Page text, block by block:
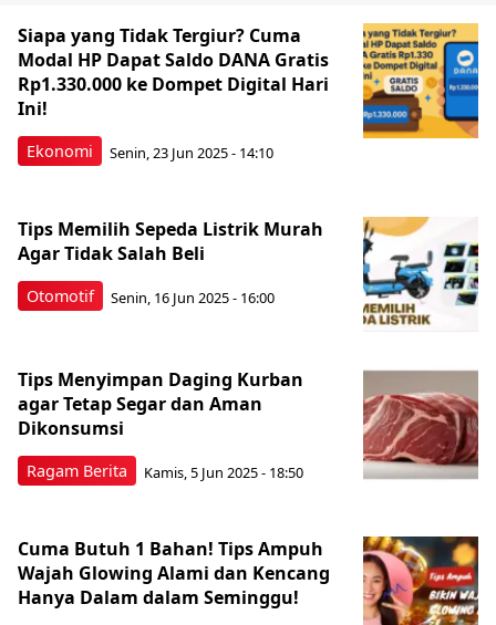
Ekonomi
Siapa yang Tidak Tergiur? Cuma
Modal HP Dapat Saldo DANA Gratis
Rp1.330.000 ke Dompet Digital Hari
Ini!
Senin, 23 Jun 2025 - 14:10
Otomotif
Tips Memilih Sepeda Listrik Murah
Agar Tidak Salah Beli
Senin, 16 Jun 2025 - 16:00
Ragam Berita
Tips Menyimpan Daging Kurban
agar Tetap Segar dan Aman
Dikonsumsi
Kamis, 5 Jun 2025 - 18:50
Cuma Butuh 1 Bahan! Tips Ampuh
Wajah Glowing Alami dan Kencang
Hanya Dalam dalam Seminggu!